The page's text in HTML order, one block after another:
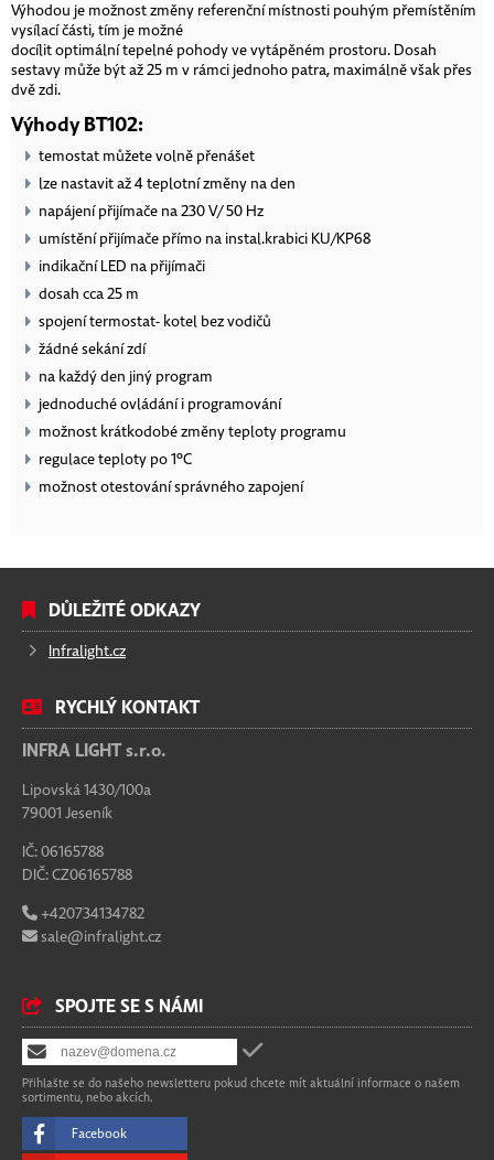
Výhodou je možnost změny referenční místnosti pouhým přemístěním
vysílací části, tím je možné
docílit optimální tepelné pohody ve vytápěném prostoru. Dosah
sestavy může být až 25 m v rámci jednoho patra, maximálně však přes
dvě zdi.
Výhody BT102:
temostat můžete volně přenášet
lze nastavit až 4 teplotní změny na den
napájení přijímače na 230 V/ 50 Hz
umístění přijímače přímo na instal.krabici KU/KP68
indikační LED na přijímači
dosah cca 25 m
spojení termostat- kotel bez vodičů
žádné sekání zdí
na každý den jiný program
jednoduché ovládání i programování
možnost krátkodobé změny teploty programu
regulace teploty po 1°C
možnost otestování správného zapojení
DŮLEŽITÉ ODKAZY
Infralight.cz
RYCHLÝ KONTAKT
INFRA LIGHT s.r.o.
Lipovská 1430/100a
79001 Jeseník
IČ: 06165788
DIČ: CZ06165788
+420734134782
sale@infralight.cz
SPOJTE SE S NÁMI
Přihlašte se do našeho newsletteru pokud chcete mít aktuální informace o našem
sortimentu, nebo akcích.
Facebook